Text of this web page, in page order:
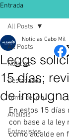
Entrada
All Posts
Noticias
Destacados
Tema del dia
Analisis
Entrevistas
All Posts
Leggs
15 días;
de
Noticias Cabo Mil
En estos 15 días
con base a la
como alcalde en